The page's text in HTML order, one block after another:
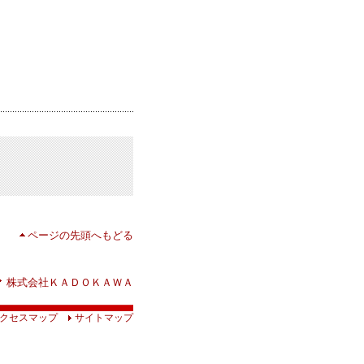
ページの先頭へもどる
株式会社ＫＡＤＯＫＡＷＡ
セスマップ サイトマップ